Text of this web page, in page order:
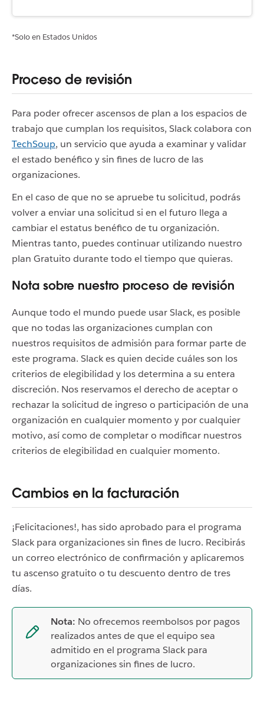
*Solo en Estados Unidos
Proceso de revisión
Para poder ofrecer ascensos de plan a los espacios de
trabajo que cumplan los requisitos, Slack colabora con
TechSoup, un servicio que ayuda a examinar y validar
el estado benéfico y sin fines de lucro de las
organizaciones.
En el caso de que no se apruebe tu solicitud, podrás
volver a enviar una solicitud si en el futuro llega a
cambiar el estatus benéfico de tu organización.
Mientras tanto, puedes continuar utilizando nuestro
plan Gratuito durante todo el tiempo que quieras.
Nota sobre nuestro proceso de revisión
Aunque todo el mundo puede usar Slack, es posible
que no todas las organizaciones cumplan con
nuestros requisitos de admisión para formar parte de
este programa. Slack es quien decide cuáles son los
criterios de elegibilidad y los determina a su entera
discreción. Nos reservamos el derecho de aceptar o
rechazar la solicitud de ingreso o participación de una
organización en cualquier momento y por cualquier
motivo, así como de completar o modificar nuestros
criterios de elegibilidad en cualquier momento.
Cambios en la facturación
¡Felicitaciones!, has sido aprobado para el programa
Slack para organizaciones sin fines de lucro. Recibirás
un correo electrónico de confirmación y aplicaremos
tu ascenso gratuito o tu descuento dentro de tres
días.
Nota: No ofrecemos reembolsos por pagos
realizados antes de que el equipo sea
admitido en el programa Slack para
organizaciones sin fines de lucro.